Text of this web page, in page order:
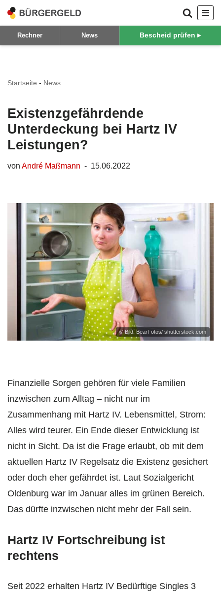
Zum
Inhalt
Rechner News Bescheid prüfen ▸
Startseite - News
Existenzgefährdende
Unterdeckung bei Hartz IV
Leistungen?
von André Maßmann 15.06.2022
© Bild: BearFotos/ shutterstock.com
Finanzielle Sorgen gehören für viele Familien
inzwischen zum Alltag – nicht nur im
Zusammenhang mit Hartz IV. Lebensmittel, Strom:
Alles wird teurer. Ein Ende dieser Entwicklung ist
nicht in Sicht. Da ist die Frage erlaubt, ob mit dem
aktuellen Hartz IV Regelsatz die Existenz gesichert
oder doch eher gefährdet ist. Laut Sozialgericht
Oldenburg war im Januar alles im grünen Bereich.
Das dürfte inzwischen nicht mehr der Fall sein.
Hartz IV Fortschreibung ist
rechtens
Seit 2022 erhalten Hartz IV Bedürftige Singles 3